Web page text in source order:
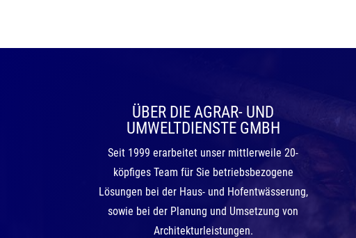
ÜBER DIE AGRAR- UND
UMWELTDIENSTE GMBH
Seit 1999 erarbeitet unser mittlerweile 20-
köpfiges Team für Sie betriebsbezogene
Lösungen bei der Haus- und Hofentwässerung,
sowie bei der Planung und Umsetzung von
Architekturleistungen.